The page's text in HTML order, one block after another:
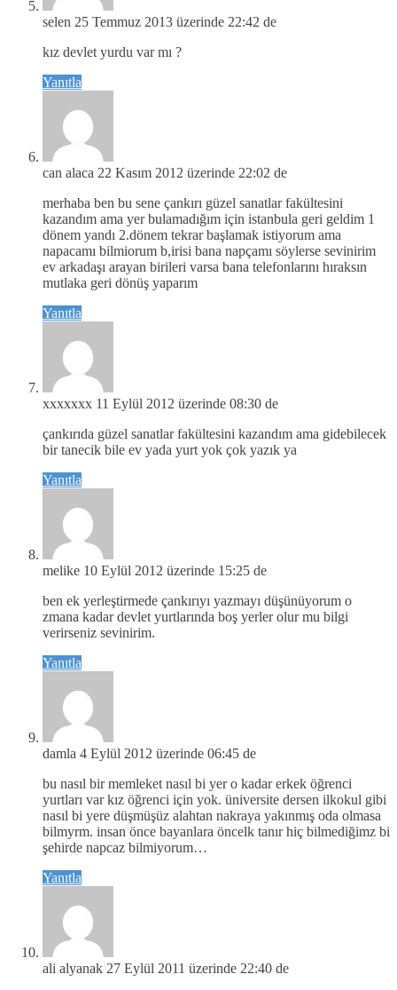
selen 25 Temmuz 2013 üzerinde 22:42 de
kız devlet yurdu var mı ?
Yanıtla
can alaca 22 Kasım 2012 üzerinde 22:02 de
merhaba ben bu sene çankırı güzel sanatlar fakültesini
kazandım ama yer bulamadığım için istanbula geri geldim 1
dönem yandı 2.dönem tekrar başlamak istiyorum ama
napacamı bilmiorum b,irisi bana napçamı söylerse sevinirim
ev arkadaşı arayan birileri varsa bana telefonlarını hıraksın
mutlaka geri dönüş yaparım
Yanıtla
xxxxxxx 11 Eylül 2012 üzerinde 08:30 de
çankırıda güzel sanatlar fakültesini kazandım ama gidebilecek
bir tanecik bile ev yada yurt yok çok yazık ya
Yanıtla
melike 10 Eylül 2012 üzerinde 15:25 de
ben ek yerleştirmede çankırıyı yazmayı düşünüyorum o
zmana kadar devlet yurtlarında boş yerler olur mu bilgi
verirseniz sevinirim.
Yanıtla
damla 4 Eylül 2012 üzerinde 06:45 de
bu nasıl bir memleket nasıl bi yer o kadar erkek öğrenci
yurtları var kız öğrenci için yok. üniversite dersen ilkokul gibi
nasıl bi yere düşmüşüz alahtan nakraya yakınmış oda olmasa
bilmyrm. insan önce bayanlara öncelk tanır hiç bilmediğimz bi
şehirde napcaz bilmiyorum…
Yanıtla
ali alyanak 27 Eylül 2011 üzerinde 22:40 de